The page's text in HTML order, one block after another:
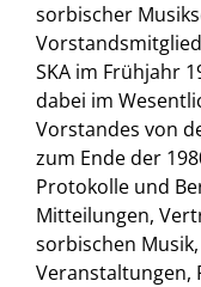
sorbischer
SKA im Frühjahr
dabei im
Vorstandes von
zum Ende der
Protokolle und
Mitteilungen,
sorbischen
Veranstaltungen,